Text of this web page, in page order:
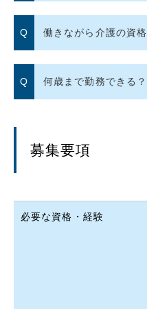
働きながら介護の資
何歳まで勤務できる？
募集要項
必要な資格・経験